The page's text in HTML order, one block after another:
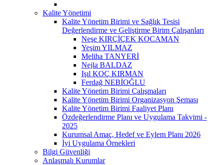
Kalite Yönetimi
Kalite Yönetim Birimi ve Sağlık Tesisi
Değerlendirme ve Geliştirme Birim Çalışanları
Neşe KIRÇİÇEK KOCAMAN
Yeşim YILMAZ
Meliha TANYERİ
Nejla BALDAZ
Işıl KOÇ KIRMAN
Ferdağ NEBİOĞLU
Kalite Yönetim Birimi Çalışmaları
Kalite Yönetim Birimi Organizasyon Şeması
Kalite Yönetim Birimi Faaliyet Planı
Özdeğerlendirme Planı ve Uygulama Takvimi -
2025
Kurumsal Amaç, Hedef ve Eylem Planı 2026
İyi Uygulama Örnekleri
Bilgi Güvenliği
Anlaşmalı Kurumlar